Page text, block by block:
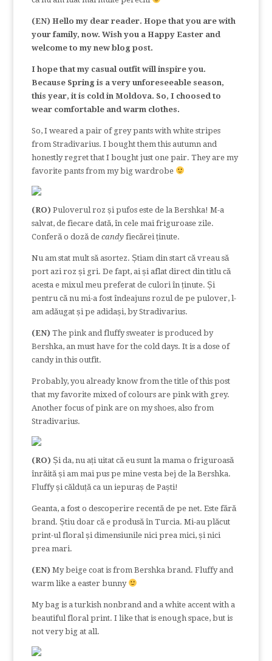
(EN) Hello my dear reader. Hope that you are with
your family, now. Wish you a Happy Easter and
welcome to my new blog post.
I hope that my casual outfit will inspire you.
Because Spring is a very unforeseeable season,
this year, it is cold in Moldova. So, I choosed to
wear comfortable and warm clothes.
So, I weared a pair of grey pants with white stripes
from Stradivarius. I bought them this autumn and
honestly regret that I bought just one pair. They are my
favorite pants from my big wardrobe
(RO) Puloverul roz și pufos este de la Bershka! M-a
salvat, de fiecare dată, în cele mai friguroase zile.
Conferă o doză decandy fiecărei ținute.
Nu am stat mult să asortez. Știam din start că vreau să
port azi roz și gri. De fapt, ai și aflat direct din titlu că
acesta e mixul meu preferat de culori în ținute. Și
pentru că nu mi-a fost îndeajuns rozul de pe pulover, l-
am adăugat și pe adidași, by Stradivarius.
(EN) The pink and fluffy sweater is produced by
Bershka, an must have for the cold days. It is a dose of
candy in this outfit.
Probably, you already know from the title of this post
that my favorite mixed of colours are pink with grey.
Another focus of pink are on my shoes, also from
Stradivarius.
(RO) Și da, nu ați uitat că eu sunt la mama o friguroasă
înrăită și am mai pus pe mine vesta bej de la Bershka.
Fluffy și călduță ca un iepuraș de Paști!
Geanta, a fost o descoperire recentă de pe net. Este fără
brand. Știu doar că e produsă în Turcia. Mi-au plăcut
print-ul floral și dimensiunile nici prea mici, și nici
prea mari.
(EN) My beige coat is from Bershka brand. Fluffy and
warm like a easter bunny
My bag is a turkish nonbrand and a white accent with a
beautiful floral print. I like that is enough space, but is
not very big at all.